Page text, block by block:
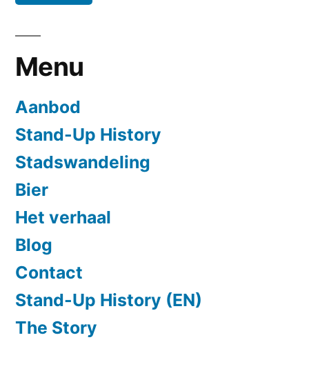
Menu
Aanbod
Stand-Up History
Stadswandeling
Bier
Het verhaal
Blog
Contact
Stand-Up History (EN)
The Story